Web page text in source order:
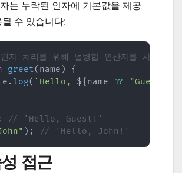
는 누락된 인자에 기본값을 제공
수 있습니다:
자 처리를 위해 널병합 연산자를 사용하는
greet( name )
{
. log( ` Hello, ${ name ?? "Guest"
// 'Hello, Guest!'
) ; // 'Hello, John!'
접근